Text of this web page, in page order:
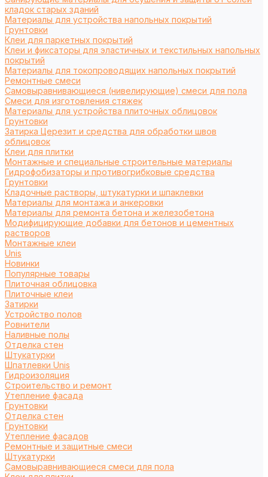
кладок старых зданий
Материалы для устройства напольных покрытий
Грунтовки
Клеи для паркетных покрытий
Клеи и фиксаторы для эластичных и текстильных напольных
покрытий
Материалы для токопроводящих напольных покрытий
Ремонтные смеси
Самовыравнивающиеся (нивелирующие) смеси для пола
Смеси для изготовления стяжек
Материалы для устройства плиточных облицовок
Грунтовки
Затирка Церезит и средства для обработки швов
облицовок
Клеи для плитки
Монтажные и специальные строительные материалы
Гидрофобизаторы и противогрибковые средства
Грунтовки
Кладочные растворы, штукатурки и шпаклевки
Материалы для монтажа и анкеровки
Материалы для ремонта бетона и железобетона
Модифицирующие добавки для бетонов и цементных
растворов
Монтажные клеи
Unis
Новинки
Популярные товары
Плиточная облицовка
Плиточные клеи
Затирки
Устройство полов
Ровнители
Наливные полы
Отделка стен
Штукатурки
Шпатлевки Unis
Гидроизоляция
Строительство и ремонт
Утепление фасада
Грунтовки
Отделка стен
Грунтовки
Утепление фасадов
Ремонтные и защитные смеси
Штукатурки
Самовыравнивающиеся смеси для пола